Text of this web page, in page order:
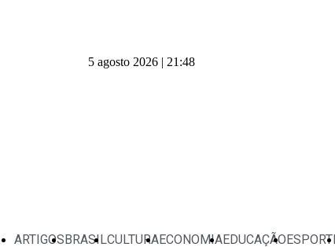
5 agosto 2026 | 21:48
ARTIGOSBRASILCULTURAECONOMIAEDUCAÇÃO